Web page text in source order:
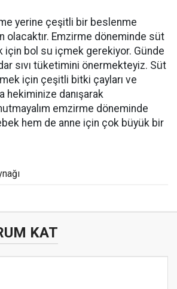
yerine çeşitli bir beslenme
olacaktır. Emzirme döneminde süt
için bol su içmek gerekiyor. Günde
sıvı tüketimini önermekteyiz. Süt
için çeşitli bitki çayları ve
hekiminize danışarak
emzirme döneminde
hem de anne için çok büyük bir
KAT